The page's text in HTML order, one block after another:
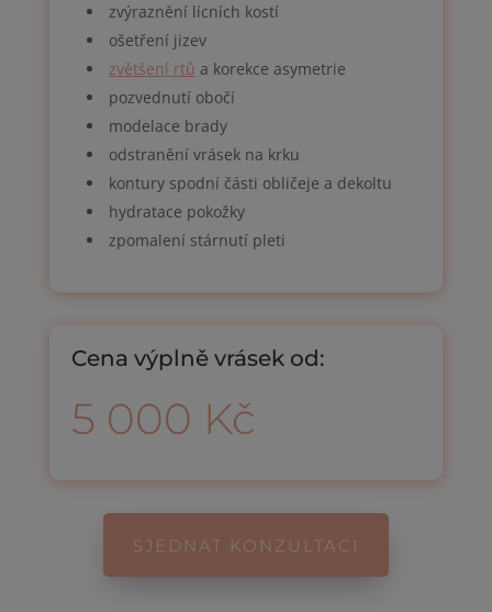
zvýraznění lícních kostí
ošetření jizev
zvětšení rtů a korekce asymetrie
pozvednutí obočí
modelace brady
odstranění vrásek na krku
kontury spodní části obličeje a dekoltu
hydratace pokožky
zpomalení stárnutí pleti
Cena výplně vrásek od:
5 000 Kč
SJEDNAT KONZULTACI